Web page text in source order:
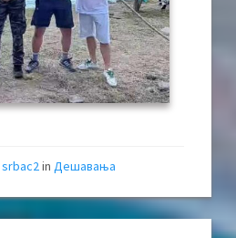
srbac2 in Дешавања